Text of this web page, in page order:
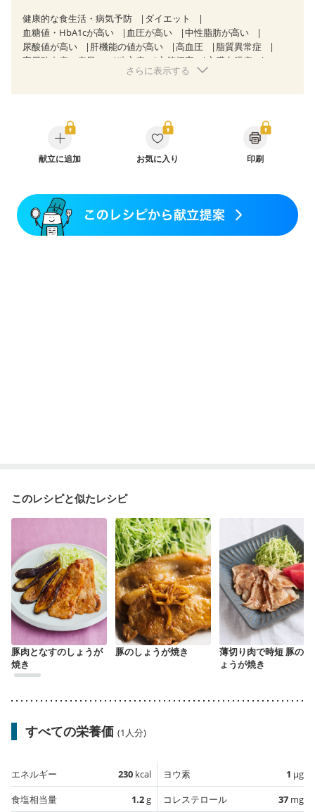
健康的な食生活・病気予防
ダイエット
血糖値・HbA1cが高い
血圧が高い
中性脂肪が高い
尿酸値が高い
肝機能の値が高い 高血圧
脂質異常症
高尿酸血症（痛風）
狭心症 心筋梗塞
心臓弁膜症
慢性便秘症
過敏性腸症候群（IBS）
乳がん治療を終えた方・経過観察中の方など
飲み込みにくい
産後（ミルク）
骨粗しょう症
関節リウマチ
フレイル（年齢に合わせた体作り）
さらに表示する
献立に追加 お気に入り 印刷
このレシピと似たレシピ
豚肉となすのしょうが
焼き
豚のしょうが焼き
薄切り肉で時短 豚のし
ょうが焼き
すべての栄養価 (1人分)
エネルギー 230 kcal
食塩相当量
1.2g
ヨウ素 1 µg
コレステロール
37 mg